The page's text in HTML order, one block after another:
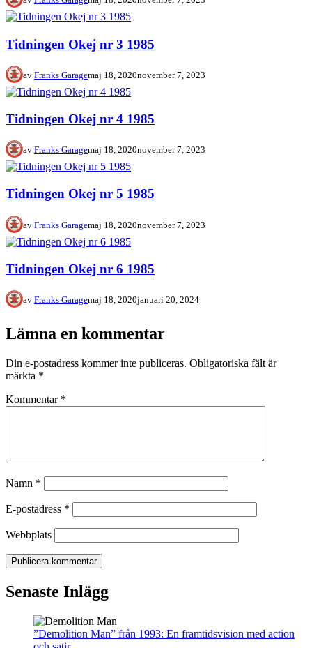
Tidningen Okej nr 3 1985
av Franks Garagemaj 18, 2020november 7, 2023
Tidningen Okej nr 4 1985
av Franks Garagemaj 18, 2020november 7, 2023
Tidningen Okej nr 5 1985
av Franks Garagemaj 18, 2020november 7, 2023
Tidningen Okej nr 6 1985
av Franks Garagemaj 18, 2020januari 20, 2024
Lämna en kommentar
Din e-postadress kommer inte publiceras. Obligatoriska fält är
märkta *
Kommentar *
Namn *
E-postadress *
Webbplats
Senaste Inlägg
”Demolition Man” från 1993: En framtidsvision med action